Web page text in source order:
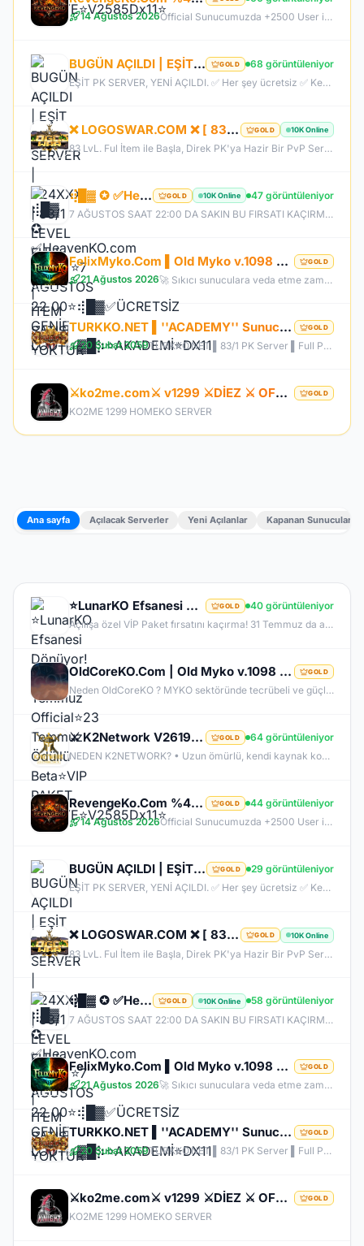
14 Ağustos 2026
Official Sunucumuzda +2500 User ile sorunsuz bir şekilde sunucumuzu aktif ettik. Aktif edilen sunucumuza geç kalmış veya başlayamayan oyuncularımız için 2. Akademi Sunucumuz 14 Ağustos Cuma günü Aktif Edilecektir. %400 DROP , %400 EXP , %400 Coins Drobu olarak sunucu 14 ağustosda academy olarak aktif edilecektir. Sunucumuz 1 Lv aktif edilmesine rağmen oyuncularımızın geri kalmaması için Akademi sunucumuz 83 Lv Başlangıç Full Skill olarak aktif edilecektir.
BUGÜN AÇILDI | EŞİT PK SERVER | V24XXX | 83/1 LEVEL FULL İTEM | İTEM SATIŞI YOKTUR GOLD
68 görüntüleniyor
EŞİT PK SERVER, YENİ AÇILDI. ✅ Her şey ücretsiz ✅ Kesinlikle item satışı yok ✅ Herkes eşit şartlarda başlayacak ✅ JR, BDW, Chaos ve savaş etkinlikleri aktif ✅ Kalabalık ve rekabetçi PK ortamı Bu cumartesi saat 21:00’da yeniden bizimle olun. Arkadaşlarınızı da davet edin, hep birlikte daha güçlü ve daha kalabalık bir başlangıç yapalım! Desteğiniz ve anlayışınız için teşekkür ederiz.
❌ LOGOSWAR.COM ❌ [ 83/1 ] PK SERVER ▌FULL ITEM BAŞLANGIÇ ▌Adım Atamayacağın Kadar Kalabalık GOLD 10K Online
83 LvL. Ful İtem ile Başla, Direk PK'ya Hazir Bir PvP Server, Full Pus'da Hediye, 10.000 Oyuncu Kitlesi ile Türkiye'nin En Kalabalık PK Serveri, Sizlerde Hemen Yerinizi Alın.
⢾█▓ ✪ ✅HeavenKO.com ✅▓█⡷⭐7 AĞUSTOS 22.00⭐⢾█▓✅ÜCRETSİZ GENİE LOOT✅▓█⡷⭐AKADEMİ⭐DX11 GOLD 10K Online
47 görüntüleniyor
7 AĞUSTOS SAAT 22:00 DA SAKIN BU FIRSATI KAÇIRMA! BİZİMLE YOLA ÇIKAN HERKES BUGÜN İPTAL! BİZ İSE 6.AYIMIZI DEVİRDİK, İLK GÜNKİ GİBİ GEÇ KALMAYACAĞIN TEK SİSTEM!
FelixMyko.Com ▌Old Myko v.1098 ▌70 Level CAP ▌Official : 21 Ağustos Cuma 22:00 ▌Starter Paket Bizden GOLD
21 Ağustos 2026 🚀 Sıkıcı sunuculara veda etme zamanı geldi! ⭐ Parlayan yıldız: FelixMyko! 💰 Sürekli kazandıran yapısı, bitmek bilmeyen Farm ve PK heyecanıyla eski MyKO ruhunu yeniden yaşamaya hazır ol! 📅 Açılış: 21 Ağustos Cuma – 🕙 22:00 🌐 Adres: FelixMyko.com 🎁 2.000 TL bakiye değerinde Starter Paket HEDİYE! 🔑 Starter Paket Kodu: 99998888777766665555 🌐 Panel: https://www.felixmyko.com 👉 Discord: http://discord.gg/MYACS 🟢 WhatsApp: https://wp.felixmyko.com ⚔️ Eski günlerin efsane savaşlarını, dostluk
TURKKO.NET ▌''ACADEMY'' Sunucusu 10 TEMMUZ Time 22:00 ▌Ücretsiz Full Pus Başlangıç ▌83/5 PK Server GOLD
20 Şubat 2059 TURKKO.NET ▌83/1 PK Server ▌Full Pus Başlangıç ▌x64 Bit Client dx11 ▌ 2009'dan Bu Yana Aynı Heyecan!
⚔️ko2me.com⚔️ v1299 ⚔️DİEZ ⚔️ OFFİCAL 17.07.2026⚔️ JAPKO DRAKİ SERVER GOLD
KO2ME 1299 HOMEKO SERVER
Ana sayfa Açılacak Serverler Yeni Açılanlar Kapanan Sunucular
⭐LunarKO Efsanesi Dönüyor!⭐31 Temmuz Official⭐23 Temmuz Ödüllü Beta⭐VIP PAKET HEDİYE⭐V2585Dx11⭐ GOLD
40 görüntüleniyor
Açılışa özel VİP Paket fırsatını kaçırma! 31 Temmuz da aramıza katıl , unutamayacağın bir deneyim senin olsun!
OldCoreKO.Com | Old Myko v.1098 | Starter + Yan Pus Ücretsiz | Academy : 17 Temmuz 2026 -Cuma 21:00! GOLD
Neden OldCoreKO ? MYKO sektöründe tecrübeli ve güçlü yönetim Oyuncu geri bildirimlerine önem veren şeffaf yapı Play to Win odaklı sistem anlayışı Dengeli ekonomi ve sürdürülebilir oyun yapısı Uzun soluklu, plansız kapanma riski olmayan sunucu vizyonu Deneyimli yönetim ekibimizin rehberliğinde, uzun soluklu ve unutulmaz bir maceraya hazır olun. OldCoreKO; heyecan dolu bir ortam, PK temposunun hiç durmadığı ve MYKO’nun özünü sonuna kadar yaşayabileceğiniz eşsiz bir atmosfer.
⚔️ K2Network V2619 – Yeni Nesil Farm Dönemi! | Ücretsiz PUS | +30 Rebirth | Auto Upgrade | 7/24 Farm GOLD
64 görüntüleniyor
NEDEN K2NETWORK? • Uzun ömürlü, kendi kaynak koduna sahip gerçek bir proje – hazır dosya alıp 1 haftada patlayan server değil. • %100 farm mantığı – KC/TL zorunluluğu yok, her şey oynayarak kazanılabilir. • Upgrade sınırı yok! – +30 Rebirthe kadar ilerleyen, +5’e kadar basılan takılar! • Tamamen ücretsiz PUS, paranızı sevdiklerinize ve ailenize ayırabilirsiniz! • Upgrade oranları şeffaf – % kaç ihtimalle bastığını ekranda net görüyorsun. • Auto Upgrade sistemi oyuna direkt entegre
RevengeKo.Com %400 Academy 14 Ağustos 2026 | v.2585 Light Farm | 1500 TL Değerinde VIP Paket Hediye GOLD
44 görüntüleniyor
14 Ağustos 2026
Official Sunucumuzda +2500 User ile sorunsuz bir şekilde sunucumuzu aktif ettik. Aktif edilen sunucumuza geç kalmış veya başlayamayan oyuncularımız için 2. Akademi Sunucumuz 14 Ağustos Cuma günü Aktif Edilecektir. %400 DROP , %400 EXP , %400 Coins Drobu olarak sunucu 14 ağustosda academy olarak aktif edilecektir. Sunucumuz 1 Lv aktif edilmesine rağmen oyuncularımızın geri kalmaması için Akademi sunucumuz 83 Lv Başlangıç Full Skill olarak aktif edilecektir.
BUGÜN AÇILDI | EŞİT PK SERVER | V24XXX | 83/1 LEVEL FULL İTEM | İTEM SATIŞI YOKTUR GOLD
29 görüntüleniyor
EŞİT PK SERVER, YENİ AÇILDI. ✅ Her şey ücretsiz ✅ Kesinlikle item satışı yok ✅ Herkes eşit şartlarda başlayacak ✅ JR, BDW, Chaos ve savaş etkinlikleri aktif ✅ Kalabalık ve rekabetçi PK ortamı Bu cumartesi saat 21:00’da yeniden bizimle olun. Arkadaşlarınızı da davet edin, hep birlikte daha güçlü ve daha kalabalık bir başlangıç yapalım! Desteğiniz ve anlayışınız için teşekkür ederiz.
❌ LOGOSWAR.COM ❌ [ 83/1 ] PK SERVER ▌FULL ITEM BAŞLANGIÇ ▌Adım Atamayacağın Kadar Kalabalık GOLD 10K Online
83 LvL. Ful İtem ile Başla, Direk PK'ya Hazir Bir PvP Server, Full Pus'da Hediye, 10.000 Oyuncu Kitlesi ile Türkiye'nin En Kalabalık PK Serveri, Sizlerde Hemen Yerinizi Alın.
⢾█▓ ✪ ✅HeavenKO.com ✅▓█⡷⭐7 AĞUSTOS 22.00⭐⢾█▓✅ÜCRETSİZ GENİE LOOT✅▓█⡷⭐AKADEMİ⭐DX11 GOLD 10K Online
58 görüntüleniyor
7 AĞUSTOS SAAT 22:00 DA SAKIN BU FIRSATI KAÇIRMA! BİZİMLE YOLA ÇIKAN HERKES BUGÜN İPTAL! BİZ İSE 6.AYIMIZI DEVİRDİK, İLK GÜNKİ GİBİ GEÇ KALMAYACAĞIN TEK SİSTEM!
FelixMyko.Com ▌Old Myko v.1098 ▌70 Level CAP ▌Official : 21 Ağustos Cuma 22:00 ▌Starter Paket Bizden GOLD
21 Ağustos 2026 🚀 Sıkıcı sunuculara veda etme zamanı geldi! ⭐ Parlayan yıldız: FelixMyko! 💰 Sürekli kazandıran yapısı, bitmek bilmeyen Farm ve PK heyecanıyla eski MyKO ruhunu yeniden yaşamaya hazır ol! 📅 Açılış: 21 Ağustos Cuma – 🕙 22:00 🌐 Adres: FelixMyko.com 🎁 2.000 TL bakiye değerinde Starter Paket HEDİYE! 🔑 Starter Paket Kodu: 99998888777766665555 🌐 Panel: https://www.felixmyko.com 👉 Discord: http://discord.gg/MYACS 🟢 WhatsApp: https://wp.felixmyko.com ⚔️ Eski günlerin efsane savaşlarını, dostluk
TURKKO.NET ▌''ACADEMY'' Sunucusu 10 TEMMUZ Time 22:00 ▌Ücretsiz Full Pus Başlangıç ▌83/5 PK Server GOLD
20 Şubat 2059 TURKKO.NET ▌83/1 PK Server ▌Full Pus Başlangıç ▌x64 Bit Client dx11 ▌ 2009'dan Bu Yana Aynı Heyecan!
⚔️ko2me.com⚔️ v1299 ⚔️DİEZ ⚔️ OFFİCAL 17.07.2026⚔️ JAPKO DRAKİ SERVER GOLD
KO2ME 1299 HOMEKO SERVER